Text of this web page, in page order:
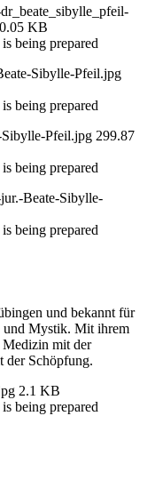
KB
being prepared
Sibylle-Pfeil.jpg
being prepared
Pfeil.jpg 299.87
being prepared
Beate-Sibylle-
being prepared
und bekannt für
und Mystik. Mit ihrem
Medizin mit der
der Schöpfung.
2.1 KB
being prepared